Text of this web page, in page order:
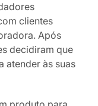
clientes
Após
decidiram que
atender às suas